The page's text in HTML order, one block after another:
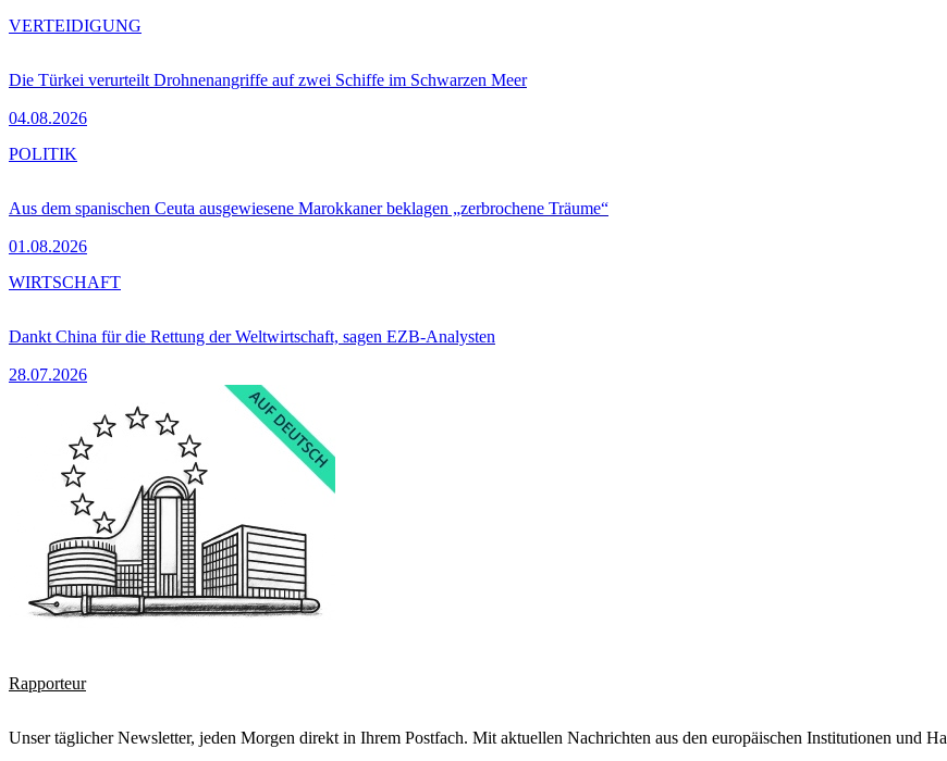
Die Türkei verurteilt Drohnenangriffe auf zwei Schiffe im Schwarzen Meer
04.08.2026
VERTEIDIGUNG
Aus dem spanischen Ceuta ausgewiesene Marokkaner beklagen „zerbrochene Träume“
01.08.2026
POLITIK
Dankt China für die Rettung der Weltwirtschaft, sagen EZB-Analysten
28.07.2026
WIRTSCHAFT
Rapporteur
Unser täglicher Newsletter, jeden Morgen direkt in Ihrem Postfach. Mit aktuellen Nachrichten aus den europäischen Institutionen und